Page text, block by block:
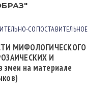
СОПОСТАВИТЕЛЬНОЕ
МИФОЛОГИЧЕСКОГО
И
на материале